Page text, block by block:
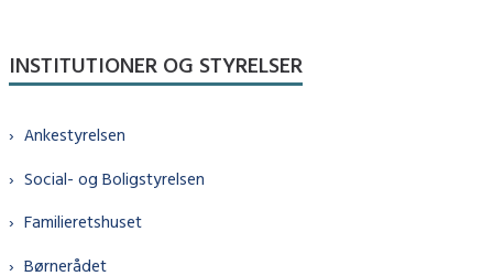
INSTITUTIONER OG STYRELSER
Ankestyrelsen
Social- og Boligstyrelsen
Familieretshuset
Børnerådet